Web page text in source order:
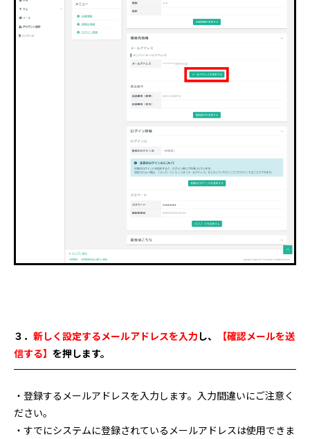
３． 新しく設定するメールアドレスを入力 し、
【確認メールを送
信する】 を押します。
・登録するメールアドレスを入力します。入力間違いにご注意く
ださい。
・すでにシステムに登録されているメールアドレスは使用できま